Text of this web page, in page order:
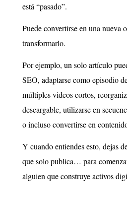
está “pasado”.
Puede convertirse en una nueva
transformarlo.
Por ejemplo, un solo artículo
SEO, adaptarse como episodio
múltiples videos cortos,
descargable, utilizarse en
o incluso convertirse en
Y cuando entiendes esto, dejas
que solo publica… para
alguien que construye activos